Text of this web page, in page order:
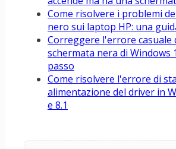
Come risolvere i problemi
nero sui laptop HP: una
Correggere l'errore casuale
schermata nera di Windows
passo
Come risolvere l'errore di
alimentazione del driver in
e 8.1